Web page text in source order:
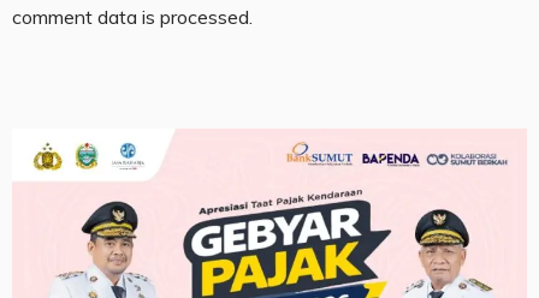
comment data is processed.